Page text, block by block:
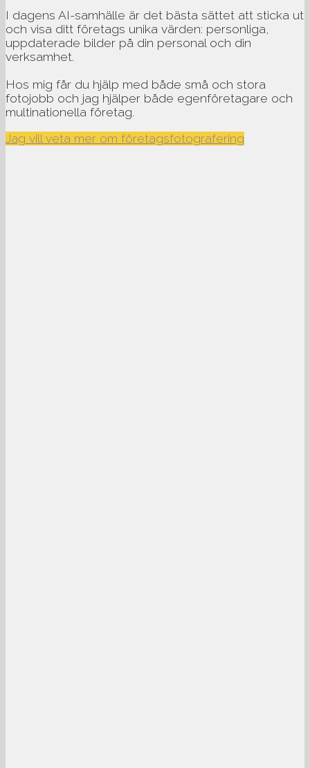
I dagens AI-samhälle är det bästa sättet att sticka ut
och visa ditt företags unika värden: personliga,
uppdaterade bilder på din personal och din
verksamhet.
Hos mig får du hjälp med både små och stora
fotojobb och jag hjälper både egenföretagare och
multinationella företag.
Jag vill veta mer om företagsfotografering